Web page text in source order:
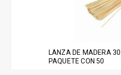
LANZA DE MADERA
PAQUETE CON 50